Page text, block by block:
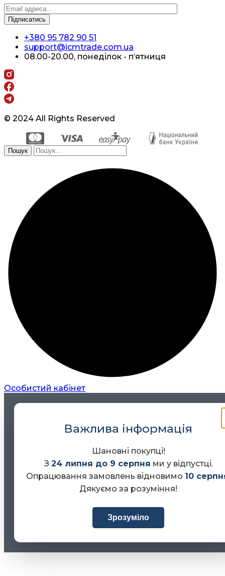
+380 95 782 90 51
support@icmtrade.com.ua
08.00-20.00, понеділок - п’ятниця
© 2024 All Rights Reserved
Пошук
Особистий кабінет
Важлива інформація
Шановні покупці!
З 24 липня до 9 серпня ми у відпустці.
Опрацювання замовлень відновимо 10
Дякуємо за розуміння!
Зрозуміло